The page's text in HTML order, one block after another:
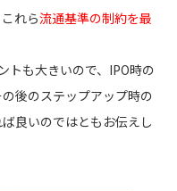
れら流通基準の制約を最
トも大きいので、IPO時の
後のステップアップ時の
良いのではともお伝えし